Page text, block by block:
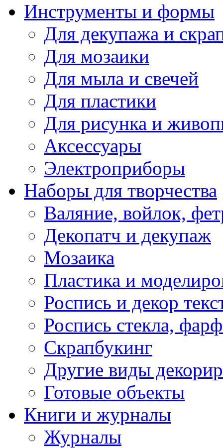
Инструменты и формы
Для декупажа и
Для мозаики
Для мыла и свечей
Для пластики
Для рисунка и
Аксессуары
Электроприборы
Наборы для творчества
Валяние, войлок,
Декопатч и декупаж
Мозаика
Пластика и
Роспись и декор
Роспись стекла,
Скрапбукинг
Другие виды
Готовые объекты
Книги и журналы
Журналы